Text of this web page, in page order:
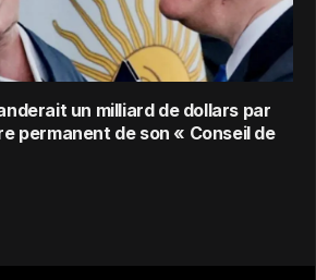
un milliard de dollars par
permanent de son « Conseil de